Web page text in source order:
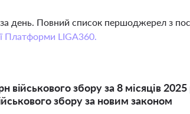
день. Повний список першоджерел з
Платформи LIGA360.
збору за 8 місяців 2025
збору за новим законом